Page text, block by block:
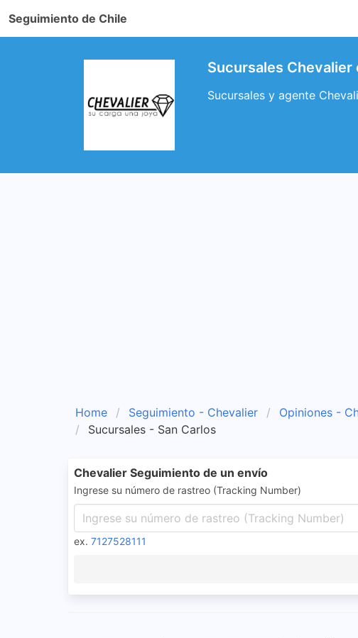
Seguimiento de Chile
Sucursales Chevalier
Sucursales y agente
Home Seguimiento - Chevalier Opiniones -
Sucursales - San Carlos
Chevalier Seguimiento de un envío
Ingrese su número de rastreo (Tracking Number)
ex. 7127528111